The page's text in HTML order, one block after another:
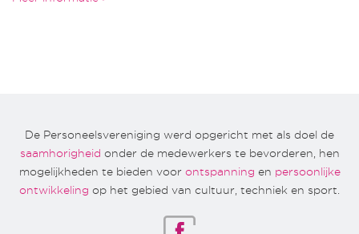
De Personeelsvereniging werd opgericht met als doel de
saamhorigheid onder de medewerkers te bevorderen, hen
mogelijkheden te bieden voor ontspanning en persoonlijke
ontwikkeling op het gebied van cultuur, techniek en sport.